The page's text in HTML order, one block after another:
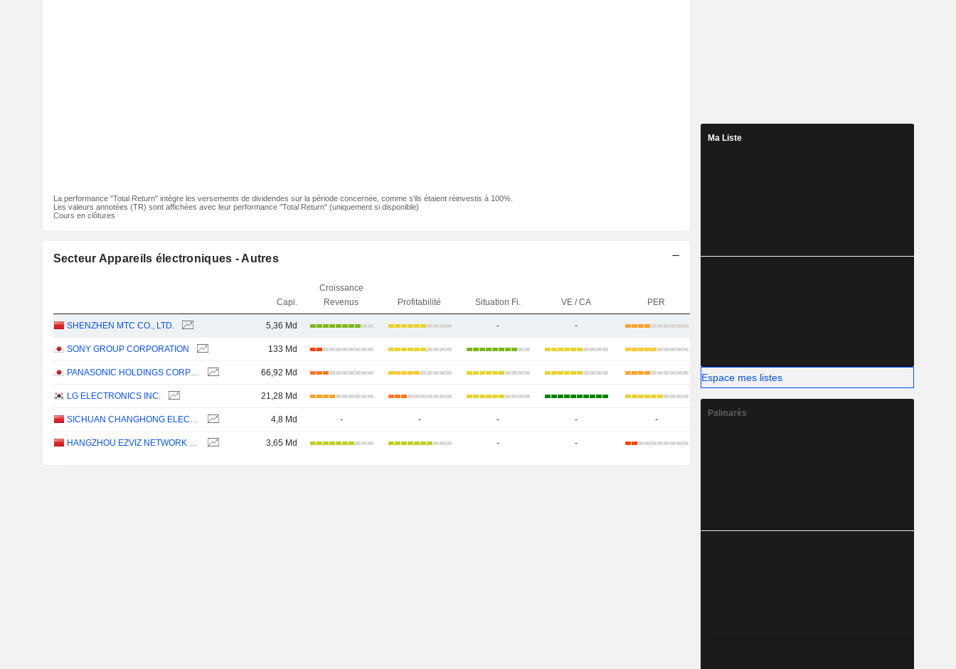
La performance "Total Return" intègre les versements de dividendes sur la période concernée, comme s'ils étaient réinvestis à 100%.
Les valeurs annotées (TR) sont affichées avec leur performance "Total Return" (uniquement si disponible)
Cours en clôtures
Secteur Appareils électroniques - Autres
Capi.
Croissance
Revenus
Profitabilité Situation Fi. VE / CA PER
SHENZHEN MTC CO., LTD. 5,36 Md - -
SONY GROUP CORPORATION 133 Md
PANASONIC HOLDINGS CORPORATION 66,92 Md
LG ELECTRONICS INC. 21,28 Md
SICHUAN CHANGHONG ELECTRIC CO.,LTD. 4,8 Md - - - - -
HANGZHOU EZVIZ NETWORK CO., LTD. 3,65 Md - -
Ma Liste
Espace mes listes
Palmarès